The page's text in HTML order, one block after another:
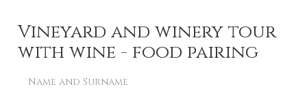
Vineyard and winery tour
with wine - food pairing
Name and Surname